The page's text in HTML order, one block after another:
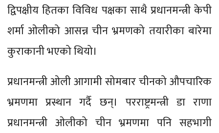
द्विपक्षीय हितका विविध पक्षका साथै प्रधानमन्त्री केपी
शर्मा ओलीको आसन्न चीन भ्रमणको तयारीका बारेमा
कुराकानी भएको थियो।
प्रधानमन्त्री ओली आगामी सोमबार चीनको औपचारिक
भ्रमणमा प्रस्थान गर्दै छन्। परराष्ट्रमन्त्री डा राणा
प्रधानमन्त्री ओलीको चीन भ्रमणमा पनि सहभागी